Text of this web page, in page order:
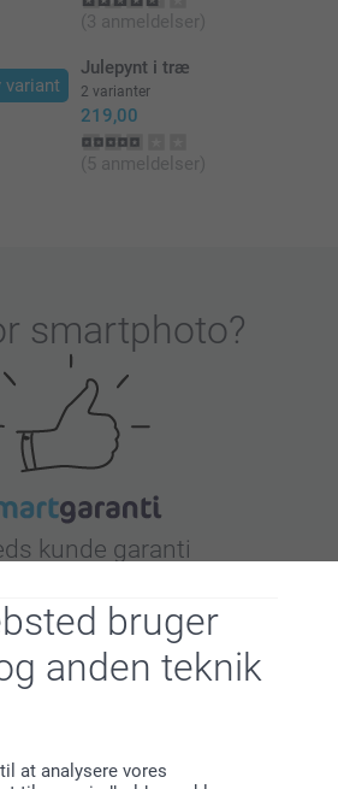
bruger
anden teknik
at analysere vores
(3 anmeldelser)
variant
Julepynt i træ
2 varianter
219,00
(5 anmeldelser)
smartphoto?
kunde garanti
på alle dine køb